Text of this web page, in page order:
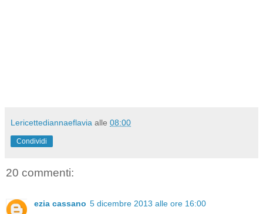
Lericettediannaeflavia alle 08:00
Condividi
20 commenti:
ezia cassano 5 dicembre 2013 alle ore 16:00